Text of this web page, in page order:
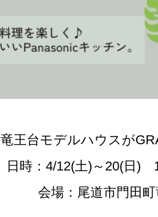
竜王台モデルハウスが
日時：4/12(土)～20(日)
会場：尾道市門田